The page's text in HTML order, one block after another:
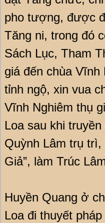
pho tượng, được
Tăng ni, trong đó
Sách Lục, Tham
giá đến chùa
tỉnh ngộ, xin vua
Vĩnh Nghiêm thụ
Loa sau khi
Quỳnh Lâm trụ
Giả”, làm Trúc
Huyền Quang ở
Loa đi thuyết